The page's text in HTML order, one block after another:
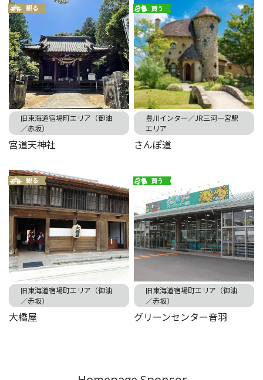
旧東海道宿場町エリア（御油
／赤坂）
宮道天神社
豊川インター／JR三河一宮駅
エリア
さんぽ道
旧東海道宿場町エリア（御油
／赤坂）
大橋屋
旧東海道宿場町エリア（御油
／赤坂）
グリーンセンター音羽